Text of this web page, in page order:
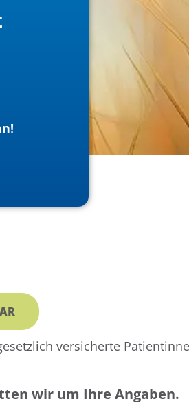
versicherte
wir um Ihre Angaben.